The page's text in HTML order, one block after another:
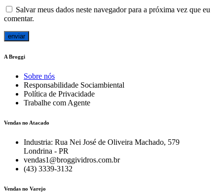
Salvar meus dados neste navegador para a próxima vez que eu
comentar.
A Broggi
Sobre nós
Responsabilidade Sociambiental
Política de Privacidade
Trabalhe com Agente
Vendas no Atacado
Industria: Rua Nei José de Oliveira Machado, 579
Londrina - PR
vendas1@broggividros.com.br
(43) 3339-3132
Vendas no Varejo